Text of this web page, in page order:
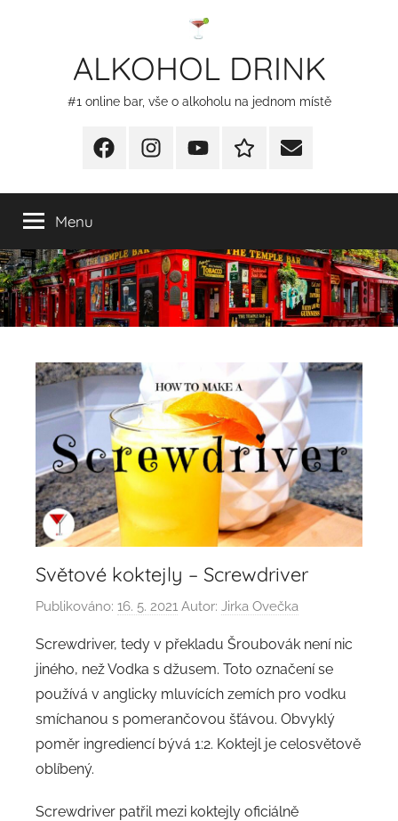
ALKOHOL DRINK
#1 online bar, vše o alkoholu na jednom místě
FacebookInstagram
YT
Redakční
E-
Menu
Světové koktejly – Screwdriver
Publikováno: 16. 5. 2021 Autor: Jirka Ovečka
Screwdriver, tedy v překladu Šroubovák není nic
jiného, než Vodka s džusem. Toto označení se
používá v anglicky mluvících zemích pro vodku
smíchanou s pomerančovou šťávou. Obvyklý
poměr ingrediencí bývá 1:2. Koktejl je celosvětově
oblíbený.
Screwdriver patřil mezi koktejly oficiálně